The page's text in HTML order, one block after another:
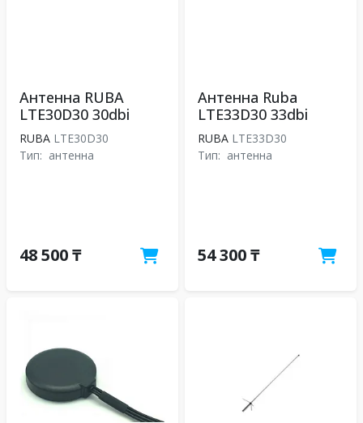
Антенна RUBA
LTE30D30 30dbi
RUBA LTE30D30
Тип: антенна
48 500 ₸
Антенна Ruba
LTE33D30 33dbi
RUBA LTE33D30
Тип: антенна
54 300 ₸